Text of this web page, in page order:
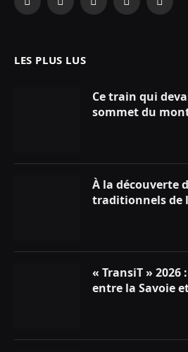
Facebook
X
InstagramYouTube
LES PLUS LUS
Ce train qui
sommet du
À la découverte
traditionnels de
« TransiT » 2026
entre la Savoie